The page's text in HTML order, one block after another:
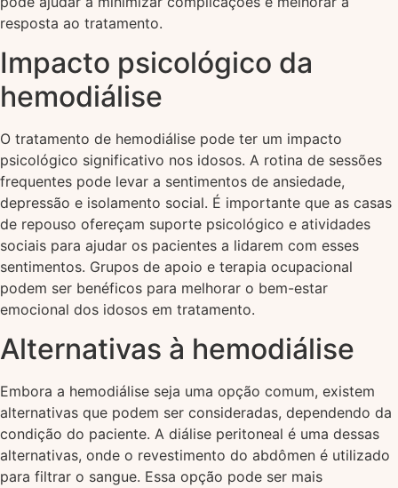
resposta ao tratamento.
Impacto psicológico da
hemodiálise
O tratamento de hemodiálise pode ter um impacto
psicológico significativo nos idosos. A rotina de sessões
frequentes pode levar a sentimentos de ansiedade,
depressão e isolamento social. É importante que as casas
de repouso ofereçam suporte psicológico e atividades
sociais para ajudar os pacientes a lidarem com esses
sentimentos. Grupos de apoio e terapia ocupacional
podem ser benéficos para melhorar o bem-estar
emocional dos idosos em tratamento.
Alternativas à hemodiálise
Embora a hemodiálise seja uma opção comum, existem
alternativas que podem ser consideradas, dependendo da
condição do paciente. A diálise peritoneal é uma dessas
alternativas, onde o revestimento do abdômen é utilizado
para filtrar o sangue. Essa opção pode ser mais